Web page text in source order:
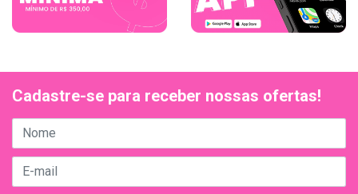
Cadastre-se para receber nossas ofertas!